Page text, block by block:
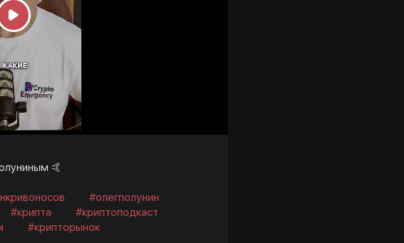
P
a
y
🤙
#олегполунин
#крипта
#криптоподкаст
#крипторынок